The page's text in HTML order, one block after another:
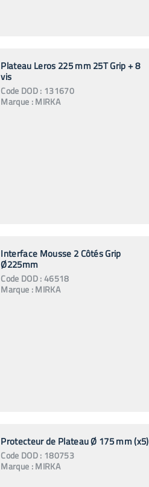
Plateau Leros 225 mm 25T Grip + 8
vis
Code DOD: 131670
Marque :MIRKA
Interface Mousse 2 Côtés Grip
Ø225mm
Code DOD:46518
Marque :MIRKA
Protecteur de Plateau Ø 175 mm (x5)
Code DOD: 180753
Marque :MIRKA